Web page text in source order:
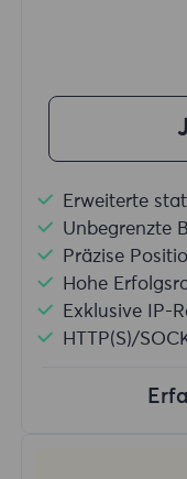
Erweiterte
Unbegrenzte
Präzise
Hohe
Exklusive IP-
HTTP(S)/